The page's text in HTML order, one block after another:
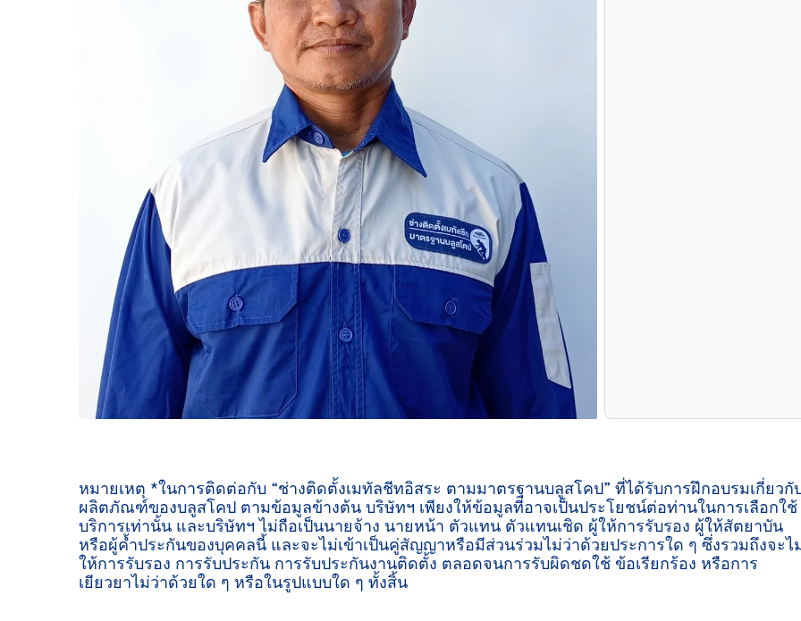
หมายเหตุ *ในการติดต่อกับ “ช่างติดตั้งเมทัลชีทอิสระ ตามมาตรฐานบลูสโคป” ที่ได้รับการฝึกอบรมเกี่ยวกั
ผลิตภัณฑ์ของบลูสโคป ตามข้อมูลข้างต้น บริษัทฯ เพียงให้ข้อมูลที่อาจเป็นประโยชน์ต่อท่านในการเลือกใช้
บริการเท่านั้น และบริษัทฯ ไม่ถือเป็นนายจ้าง นายหน้า ตัวแทน ตัวแทนเชิด ผู้ให้การรับรอง ผู้ให้สัตยาบัน
หรือผู้ค้ำประกันของบุคคลนี้ และจะไม่เข้าเป็นคู่สัญญาหรือมีส่วนร่วมไม่ว่าด้วยประการใด ๆ ซึ่งรวมถึงจะไ
ให้การรับรอง การรับประกัน การรับประกันงานติดตั้ง ตลอดจนการรับผิดชดใช้ ข้อเรียกร้อง หรือการ
เยียวยาไม่ว่าด้วยใด ๆ หรือในรูปแบบใด ๆ ทั้งสิ้น